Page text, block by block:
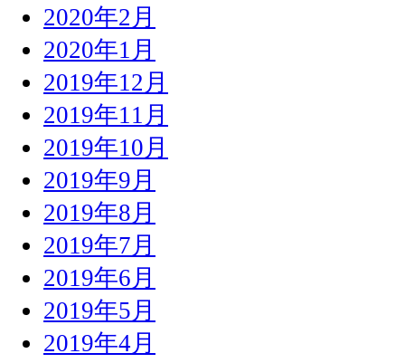
2020年2月
2020年1月
2019年12月
2019年11月
2019年10月
2019年9月
2019年8月
2019年7月
2019年6月
2019年5月
2019年4月